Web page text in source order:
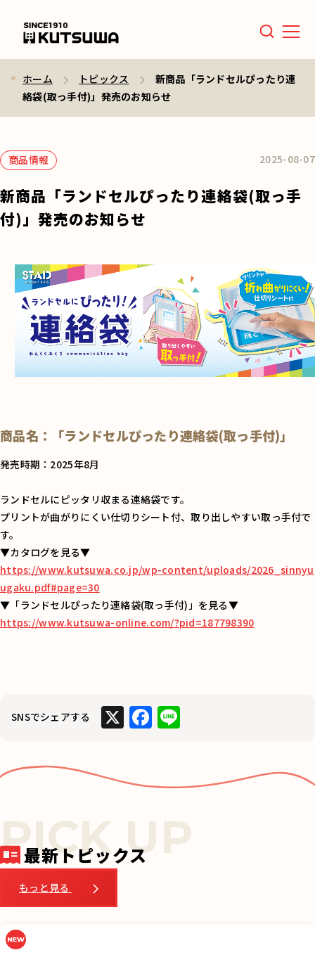
Menu
ホーム トピックス
新商品「ランドセルぴったり連
絡袋(取っ手付)」発売のお知らせ
商品情報 2025-08-07
新商品「ランドセルぴったり連絡袋(取っ手
付)」発売のお知らせ
商品名：「ランドセルぴったり連絡袋(取っ手付)」
発売時期：2025年8月
ランドセルにピッタリ収まる連絡袋です。
プリントが曲がりにくい仕切りシート付、取り出しやすい取っ手付で
す。
▼カタログを見る▼
https://www.kutsuwa.co.jp/wp-content/uploads/2026_sinnyu
ugaku.pdf#page=30
▼「ランドセルぴったり連絡袋(取っ手付)」を見る▼
https://www.kutsuwa-online.com/?pid=187798390
SNSでシェアする X F
e
o
o
Li
最新トピックス
もっと見る